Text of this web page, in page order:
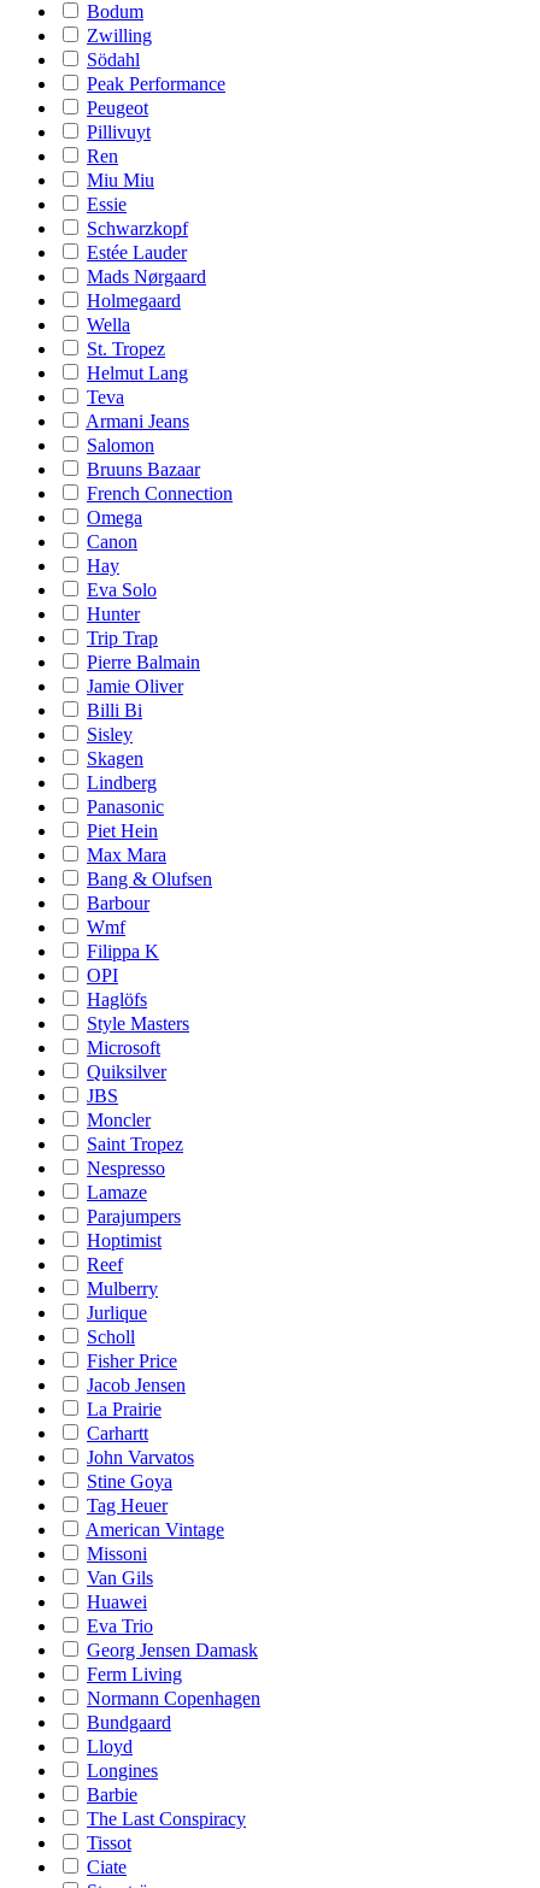
Bodum
Zwilling
Södahl
Peak Performance
Peugeot
Pillivuyt
Ren
Miu Miu
Essie
Schwarzkopf
Estée Lauder
Mads Nørgaard
Holmegaard
Wella
St. Tropez
Helmut Lang
Teva
Armani Jeans
Salomon
Bruuns Bazaar
French Connection
Omega
Canon
Hay
Eva Solo
Hunter
Trip Trap
Pierre Balmain
Jamie Oliver
Billi Bi
Sisley
Skagen
Lindberg
Panasonic
Piet Hein
Max Mara
Bang & Olufsen
Barbour
Wmf
Filippa K
OPI
Haglöfs
Style Masters
Microsoft
Quiksilver
JBS
Moncler
Saint Tropez
Nespresso
Lamaze
Parajumpers
Hoptimist
Reef
Mulberry
Jurlique
Scholl
Fisher Price
Jacob Jensen
La Prairie
Carhartt
John Varvatos
Stine Goya
Tag Heuer
American Vintage
Missoni
Van Gils
Huawei
Eva Trio
Georg Jensen Damask
Ferm Living
Normann Copenhagen
Bundgaard
Lloyd
Longines
Barbie
The Last Conspiracy
Tissot
Ciate